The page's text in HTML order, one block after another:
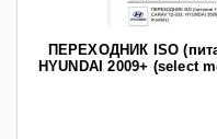
ПЕРЕХОДНИК ISO
HYUNDAI 2009+ (select